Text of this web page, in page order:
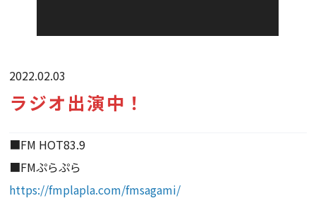
2022.02.03
ラジオ出演中！
■FM HOT83.9
■FMぷらぷら
https://fmplapla.com/fmsagami/